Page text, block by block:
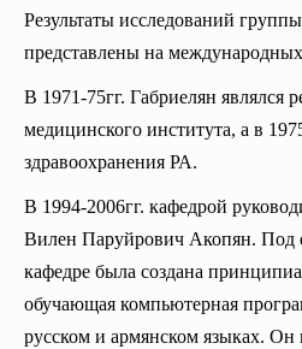
Результаты исследований
представлены на
В 1971-75гг. Габриелян являлся
медицинского института, а в
здравоохранения РА.
В 1994-2006гг. кафедрой
Вилен Паруйрович Акопян. Под
кафедре была создана
обучающая компьютерная
русском и армянском языках. Он